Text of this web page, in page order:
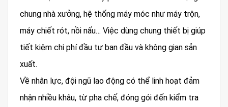
chung nhà xưởng, hệ thống máy móc như máy trộn,
máy chiết rót, nồi nấu… Việc dùng chung thiết bị giúp
tiết kiệm chi phí đầu tư ban đầu và không gian sản
xuất.
Về nhân lực, đội ngũ lao động có thể linh hoạt đảm
nhận nhiều khâu, từ pha chế, đóng gói đến kiểm tra